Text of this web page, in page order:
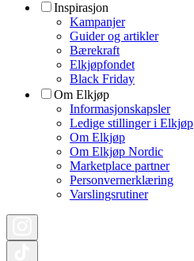
Inspirasjon
Kampanjer
Guider og artikler
Bærekraft
Elkjøpfondet
Black Friday
Om Elkjøp
Informasjonskapsler
Ledige stillinger i Elkjøp
Om Elkjøp
Om Elkjøp Nordic
Marketplace partner
Personvernerklæring
Varslingsrutiner